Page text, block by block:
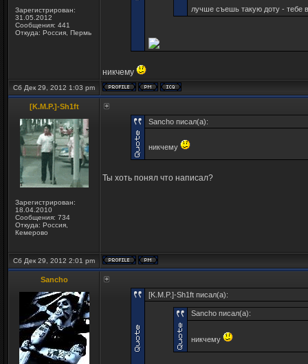
Зарегистрирован:
31.05.2012
Сообщения: 441
Откуда: Россия, Пермь
лучше съешь такую доту - тебе
никчему
Сб Дек 29, 2012 1:03 pm
[K.M.P.]-Sh1ft
Зарегистрирован:
18.04.2010
Сообщения: 734
Откуда: Россия,
Кемерово
Sancho писал(а):
никчему
Ты хоть понял что написал?
Сб Дек 29, 2012 2:01 pm
Sancho
[K.M.P.]-Sh1ft писал(а):
Sancho писал(а):
никчему